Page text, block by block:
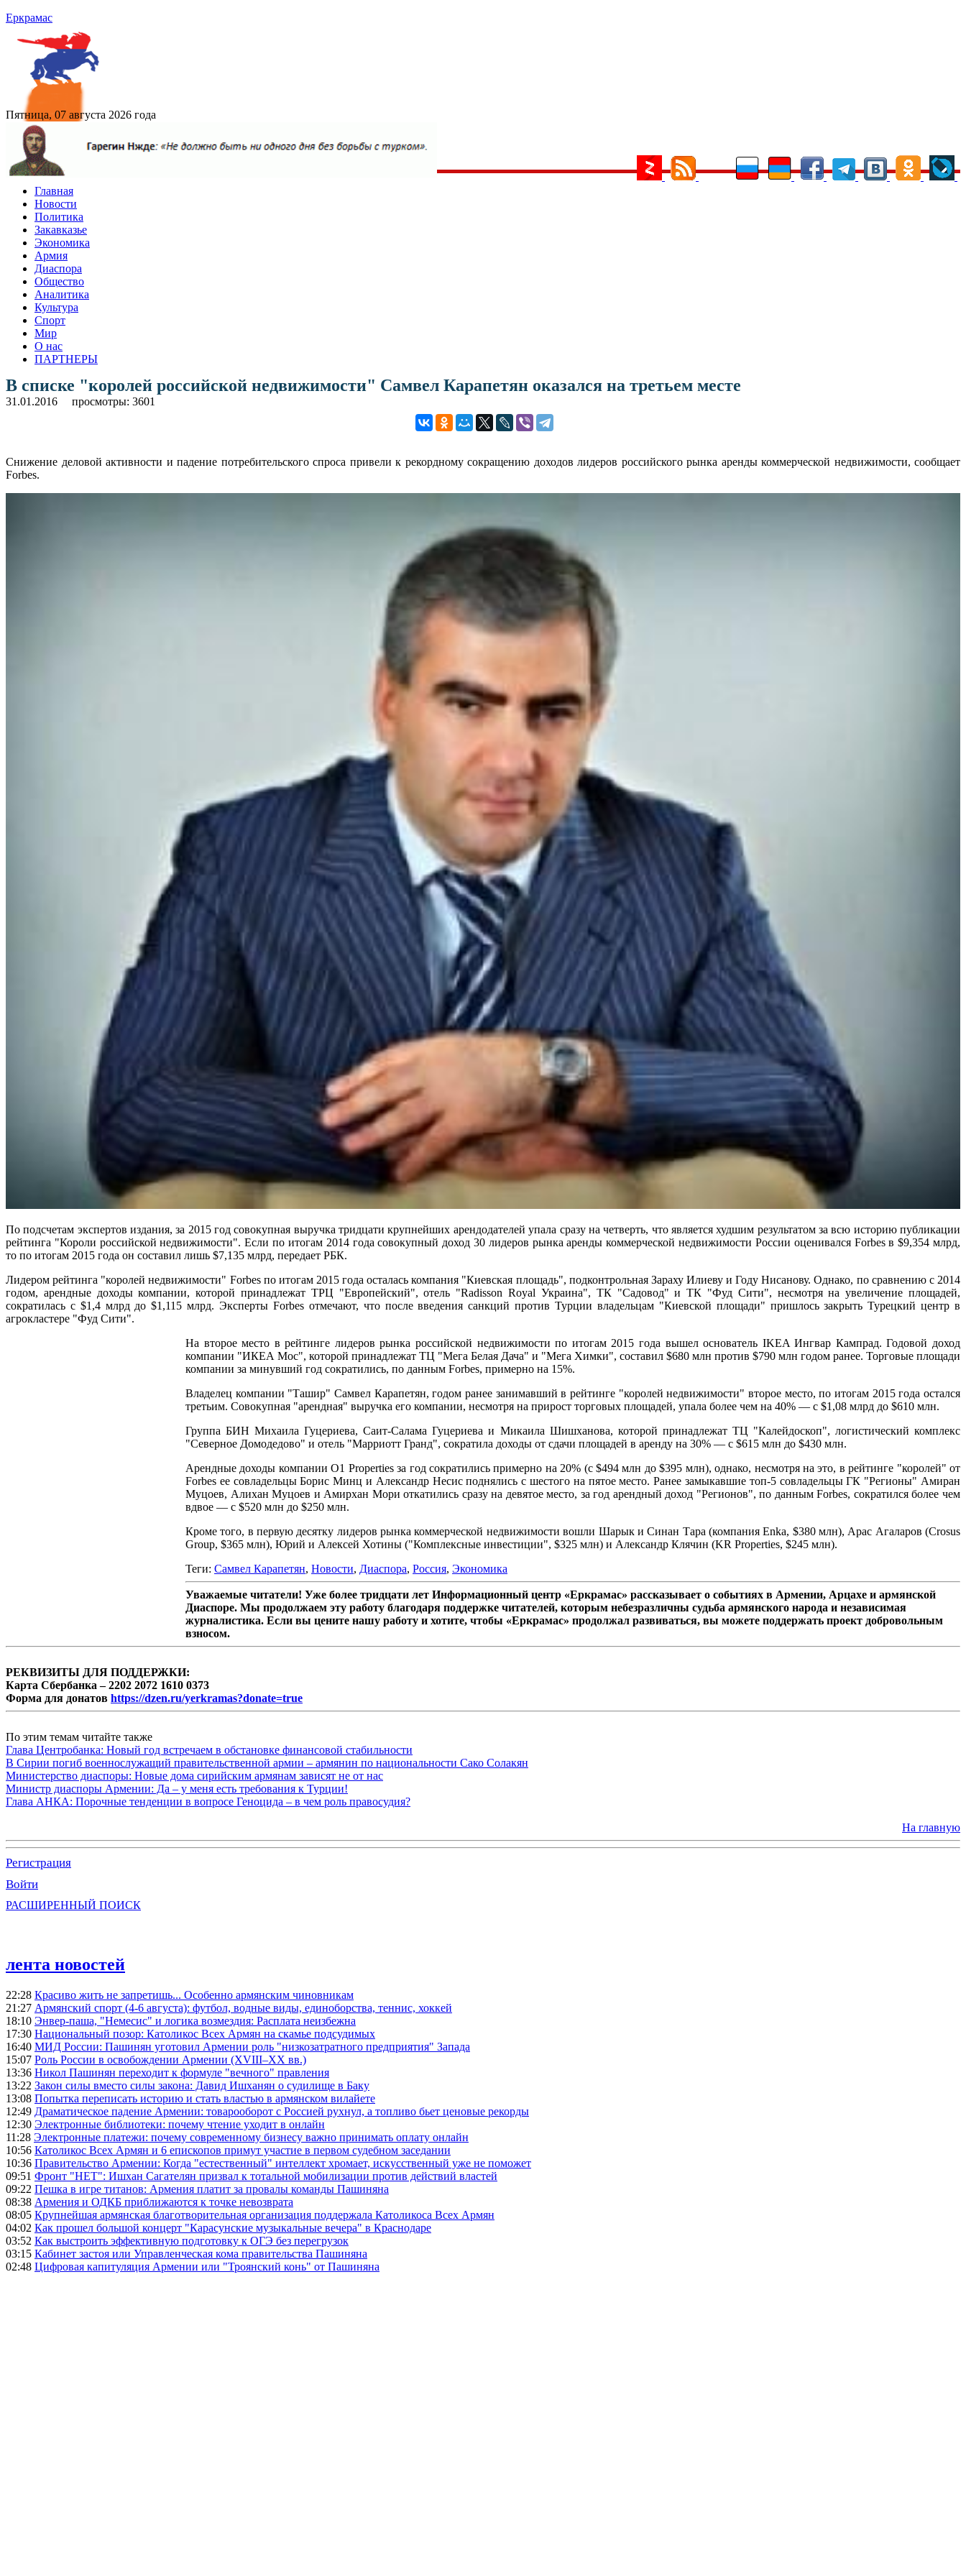
Еркрамас
Пятница, 07 августа 2026 года
Главная
Новости
Политика
Закавказье
Экономика
Армия
Диаспора
Общество
Аналитика
Культура
Спорт
Мир
О нас
ПАРТНЕРЫ
В списке "королей российской недвижимости" Самвел Карапетян оказался на третьем месте
31.01.2016 просмотры: 3601
Снижение деловой активности и падение потребительского спроса привели к рекордному сокращению доходов лидеров российского рынка аренды коммерческой недвижимости, сообщает
Forbes.
По подсчетам экспертов издания, за 2015 год совокупная выручка тридцати крупнейших арендодателей упала сразу на четверть, что является худшим результатом за всю историю публикации
рейтинга "Короли российской недвижимости". Если по итогам 2014 года совокупный доход 30 лидеров рынка аренды коммерческой недвижимости России оценивался Forbes в $9,354 млрд,
то по итогам 2015 года он составил лишь $7,135 млрд, передает РБК.
Лидером рейтинга "королей недвижимости" Forbes по итогам 2015 года осталась компания "Киевская площадь", подконтрольная Зараху Илиеву и Году Нисанову. Однако, по сравнению с 2014
годом, арендные доходы компании, которой принадлежат ТРЦ "Европейский", отель "Radisson Royal Украина", ТК "Садовод" и ТК "Фуд Сити", несмотря на увеличение площадей,
сократилась с $1,4 млрд до $1,115 млрд. Эксперты Forbes отмечают, что после введения санкций против Турции владельцам "Киевской площади" пришлось закрыть Турецкий центр в
агрокластере "Фуд Сити".
На второе место в рейтинге лидеров рынка российской недвижимости по итогам 2015 года вышел основатель IKEA Ингвар Кампрад. Годовой доход
компании "ИКЕА Мос", которой принадлежат ТЦ "Мега Белая Дача" и "Мега Химки", составил $680 млн против $790 млн годом ранее. Торговые площади
компании за минувший год сократились, по данным Forbes, примерно на 15%.
Владелец компании "Ташир" Самвел Карапетян, годом ранее занимавший в рейтинге "королей недвижимости" второе место, по итогам 2015 года остался
третьим. Совокупная "арендная" выручка его компании, несмотря на прирост торговых площадей, упала более чем на 40% — с $1,08 млрд до $610 млн.
Группа БИН Михаила Гуцериева, Саит-Салама Гуцериева и Микаила Шишханова, которой принадлежат ТЦ "Калейдоскоп", логистический комплекс
"Северное Домодедово" и отель "Марриотт Гранд", сократила доходы от сдачи площадей в аренду на 30% — с $615 млн до $430 млн.
Арендные доходы компании O1 Properties за год сократились примерно на 20% (с $494 млн до $395 млн), однако, несмотря на это, в рейтинге "королей" от
Forbes ее совладельцы Борис Минц и Александр Несис поднялись с шестого на пятое место. Ранее замыкавшие топ-5 совладельцы ГК "Регионы" Амиран
Муцоев, Алихан Муцоев и Амирхан Мори откатились сразу на девятое место, за год арендный доход "Регионов", по данным Forbes, сократился более чем
вдвое — с $520 млн до $250 млн.
Кроме того, в первую десятку лидеров рынка коммерческой недвижимости вошли Шарык и Синан Тара (компания Enka, $380 млн), Арас Агаларов (Crosus
Group, $365 млн), Юрий и Алексей Хотины ("Комплексные инвестиции", $325 млн) и Александр Клячин (KR Properties, $245 млн).
Теги: Самвел Карапетян, Новости, Диаспора, Россия, Экономика
Уважаемые читатели! Уже более тридцати лет Информационный центр «Еркрамас» рассказывает о событиях в Армении, Арцахе и армянской
Диаспоре. Мы продолжаем эту работу благодаря поддержке читателей, которым небезразличны судьба армянского народа и независимая
журналистика. Если вы цените нашу работу и хотите, чтобы «Еркрамас» продолжал развиваться, вы можете поддержать проект добровольным
взносом.
РЕКВИЗИТЫ ДЛЯ ПОДДЕРЖКИ:
Карта Сбербанка – 2202 2072 1610 0373
Форма для донатов https://dzen.ru/yerkramas?donate=true
По этим темам читайте также
Глава Центробанка: Новый год встречаем в обстановке финансовой стабильности
В Сирии погиб военнослужащий правительственной армии – армянин по национальности Сако Солакян
Министерство диаспоры: Новые дома сирийским армянам зависят не от нас
Министр диаспоры Армении: Да – у меня есть требования к Турции!
Глава АНКА: Порочные тенденции в вопросе Геноцида – в чем роль правосудия?
На главную
Регистрация
Войти
РАСШИРЕННЫЙ ПОИСК
лента новостей
22:28 Красиво жить не запретишь... Особенно армянским чиновникам
21:27 Армянский спорт (4-6 августа): футбол, водные виды, единоборства, теннис, хоккей
18:10 Энвер-паша, "Немесис" и логика возмездия: Расплата неизбежна
17:30 Национальный позор: Католикос Всех Армян на скамье подсудимых
16:40 МИД России: Пашинян уготовил Армении роль "низкозатратного предприятия" Запада
15:07 Роль России в освобождении Армении (XVIII–XX вв.)
13:36 Никол Пашинян переходит к формуле "вечного" правления
13:22 Закон силы вместо силы закона: Давид Ишханян о судилище в Баку
13:08 Попытка переписать историю и стать властью в армянском вилайете
12:49 Драматическое падение Армении: товарооборот с Россией рухнул, а топливо бьет ценовые рекорды
12:30 Электронные библиотеки: почему чтение уходит в онлайн
11:28 Электронные платежи: почему современному бизнесу важно принимать оплату онлайн
10:56 Католикос Всех Армян и 6 епископов примут участие в первом судебном заседании
10:36 Правительство Армении: Когда "естественный" интеллект хромает, искусственный уже не поможет
09:51 Фронт "НЕТ": Ишхан Сагателян призвал к тотальной мобилизации против действий властей
09:22 Пешка в игре титанов: Армения платит за провалы команды Пашиняна
08:38 Армения и ОДКБ приближаются к точке невозврата
08:05 Крупнейшая армянская благотворительная организация поддержала Католикоса Всех Армян
04:02 Как прошел большой концерт "Карасунские музыкальные вечера" в Краснодаре
03:52 Как выстроить эффективную подготовку к ОГЭ без перегрузок
03:15 Кабинет застоя или Управленческая кома правительства Пашиняна
02:48 Цифровая капитуляция Армении или "Троянский конь" от Пашиняна